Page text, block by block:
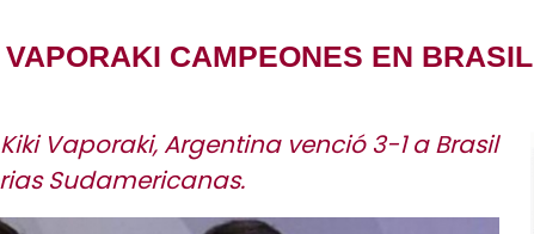
CAMPEONES EN BRASIL
Vaporaki, Argentina venció 3-1 a Brasil
Sudamericanas.